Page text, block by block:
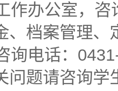
作办公室，
、档案管理
询电话：
问题请咨询学